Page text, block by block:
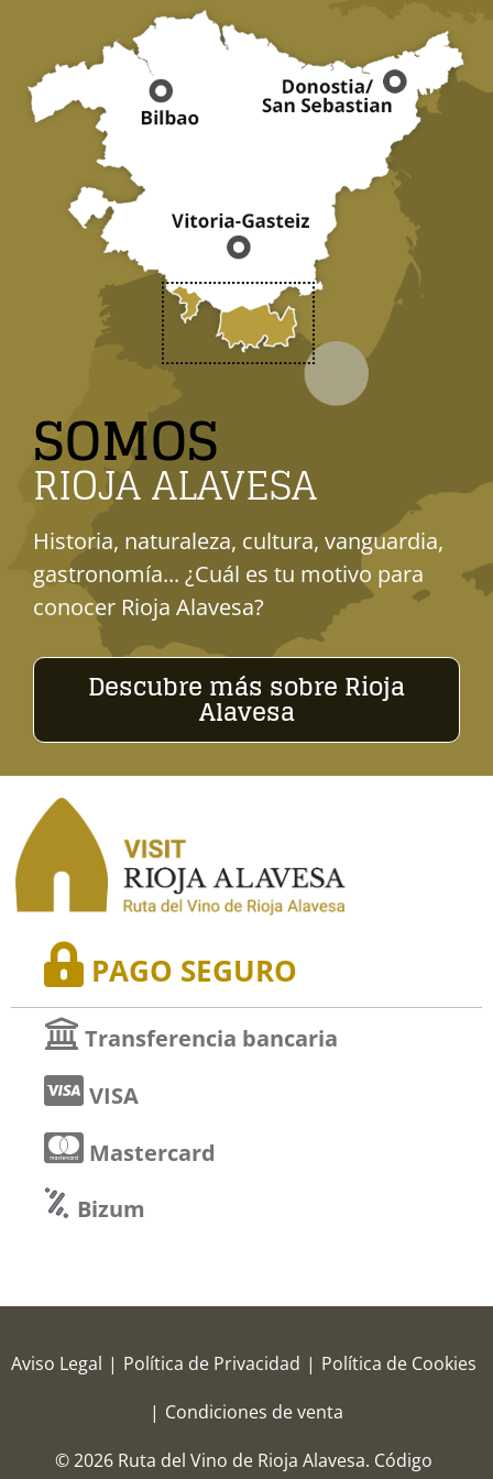
SOMOS
RIOJA ALAVESA
Historia, naturaleza, cultura, vanguardia,
gastronomía... ¿Cuál es tu motivo para
conocer Rioja Alavesa?
Descubre más sobre Rioja
Alavesa
PAGO SEGURO
Transferencia bancaria
VISA
Mastercard
Bizum
Aviso Legal | Política de Privacidad | Política de Cookies
| Condiciones de venta
© 2026 Ruta del Vino de Rioja Alavesa. Código